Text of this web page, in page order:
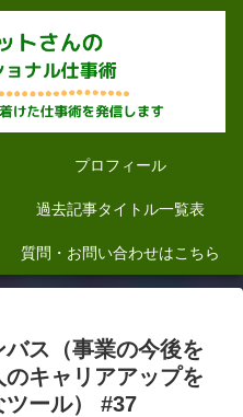
プロフィール
過去記事タイトル一覧表
質問・お問い合わせはこちら
ス（事業の今後を
キャリアアップを
ール） #37